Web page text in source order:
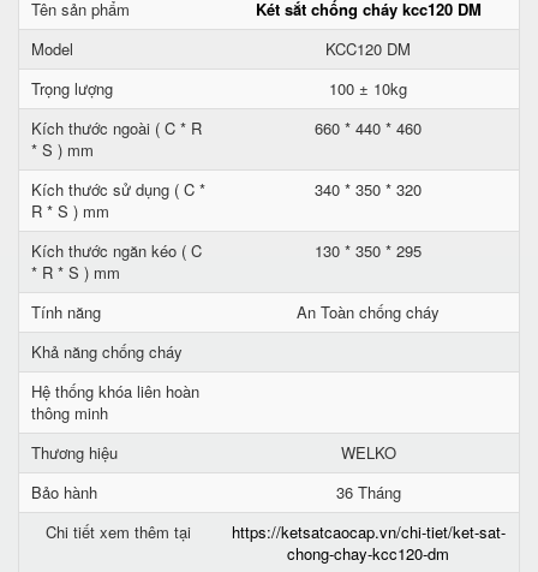
Tên sản phẩm
Két sắt chống cháy kcc120 DM
Model
KCC120 DM
Trọng lượng
100 ± 10kg
Kích thước ngoài ( C * R
* S ) mm
660 * 440 * 460
Kích thước sử dụng ( C *
R * S ) mm
340 * 350 * 320
Kích thước ngăn kéo ( C
* R * S ) mm
130 * 350 * 295
Tính năng
An Toàn chống cháy
Khả năng chống cháy
Hệ thống khóa liên hoàn
thông minh
Thương hiệu
WELKO
Bảo hành
36 Tháng
Chi tiết xem thêm tại
https://ketsatcaocap.vn/chi-tiet/ket-sat-
chong-chay-kcc120-dm